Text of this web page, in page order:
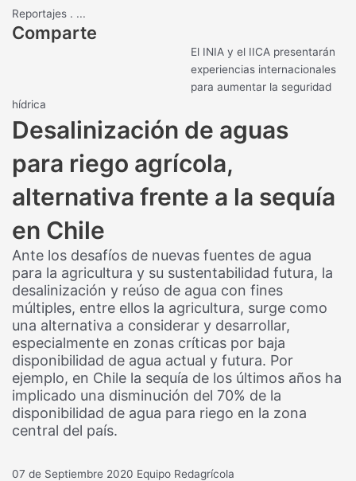
Reportajes . ...
Comparte
El INIA y el IICA presentarán
experiencias internacionales
para aumentar la seguridad
hídrica
Desalinización de aguas
para riego agrícola,
alternativa frente a la sequía
en Chile
Ante los desafíos de nuevas fuentes de agua
para la agricultura y su sustentabilidad futura, la
desalinización y reúso de agua con fines
múltiples, entre ellos la agricultura, surge como
una alternativa a considerar y desarrollar,
especialmente en zonas críticas por baja
disponibilidad de agua actual y futura. Por
ejemplo, en Chile la sequía de los últimos años ha
implicado una disminución del 70% de la
disponibilidad de agua para riego en la zona
central del país.
07 de Septiembre 2020 Equipo Redagrícola